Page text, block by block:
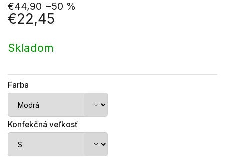
€44,90 –50 %
€22,45
cena:
Skladom
Farba
Konfekčná veľkosť